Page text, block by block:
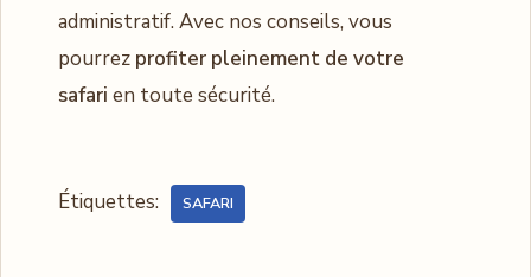
administratif. Avec nos conseils, vous
pourrez profiter pleinement de votre
safari en toute sécurité.
Étiquettes: SAFARI